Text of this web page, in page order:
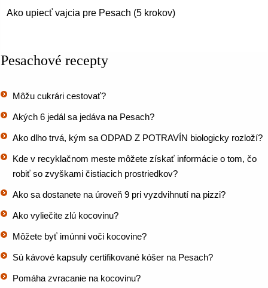
Ako upiecť vajcia pre Pesach (5 krokov)
Pesachové recepty
Môžu cukrári cestovať?
Akých 6 jedál sa jedáva na Pesach?
Ako dlho trvá, kým sa ODPAD Z POTRAVÍN biologicky rozloží?
Kde v recyklačnom meste môžete získať informácie o tom, čo
robiť so zvyškami čistiacich prostriedkov?
Ako sa dostanete na úroveň 9 pri vyzdvihnutí na pizzi?
Ako vyliečite zlú kocovinu?
Môžete byť imúnni voči kocovine?
Sú kávové kapsuly certifikované kóšer na Pesach?
Pomáha zvracanie na kocovinu?